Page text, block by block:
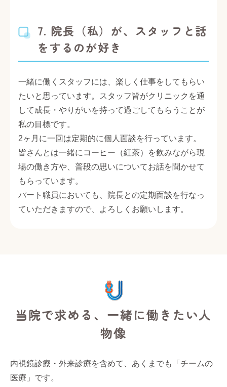
7. 院長（私）が、スタッフと話
をするのが好き
一緒に働くスタッフには、楽しく仕事をしてもらい
たいと思っています。スタッフ皆がクリニックを通
して成長・やりがいを持って過ごしてもらうことが
私の目標です。
2ヶ月に一回は定期的に個人面談を行っています。
皆さんとは一緒にコーヒー（紅茶）を飲みながら現
場の働き方や、普段の思いについてお話を聞かせて
もらっています。
パート職員においても、院長との定期面談を行なっ
ていただきますので、よろしくお願いします。
当院で求める、一緒に働きたい人
物像
内視鏡診療・外来診療を含めて、あくまでも「チームの
医療」です。